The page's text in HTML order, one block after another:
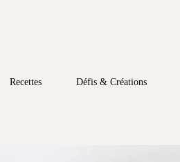
Recettes Défis & Créations